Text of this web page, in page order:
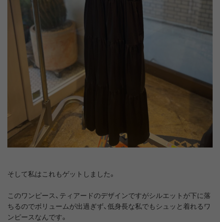
そして私はこれもゲットしました。
このワンピース、ティアードのデザインですがシルエットが下に落
ちるのでボリュームが出過ぎず、低身長な私でもシュッと着れるワ
ンピースなんです。